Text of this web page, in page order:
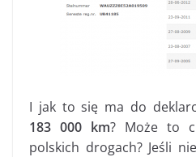
I jak to się ma do
183 000 km? Może to
polskich drogach? Jeśli